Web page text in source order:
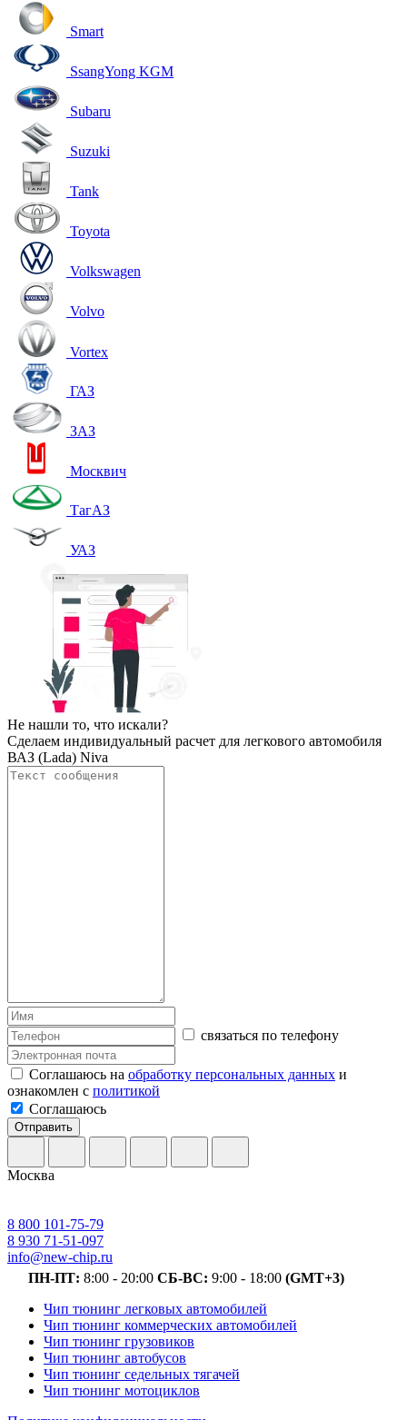
Smart
SsangYong KGM
Subaru
Suzuki
Tank
Toyota
Volkswagen
Volvo
Vortex
ГАЗ
ЗАЗ
Москвич
ТагАЗ
УАЗ
Не нашли то, что искали?
Сделаем индивидуальный расчет для легкового автомобиля
ВАЗ (Lada) Niva
связаться по телефону
Соглашаюсь на обработку персональных данных и
ознакомлен с политикой
Соглашаюсь
Отправить
Москва
8 800 101-75-79
8 930 71-51-097
info@new-chip.ru
ПН-ПТ: 8:00 - 20:00 СБ-ВС: 9:00 - 18:00 (GMT+3)
Чип тюнинг легковых автомобилей
Чип тюнинг коммерческих автомобилей
Чип тюнинг грузовиков
Чип тюнинг автобусов
Чип тюнинг седельных тягачей
Чип тюнинг мотоциклов